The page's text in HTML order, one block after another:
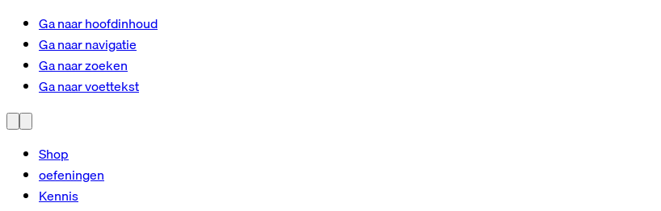
Ga naar hoofdinhoud
Ga naar navigatie
Ga naar zoeken
Ga naar voettekst
Shop
oefeningen
Kennis